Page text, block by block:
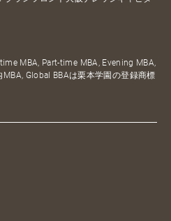
MBA, Part-time MBA, Evening MBA,
Global BBAは栗本学園の登録商標